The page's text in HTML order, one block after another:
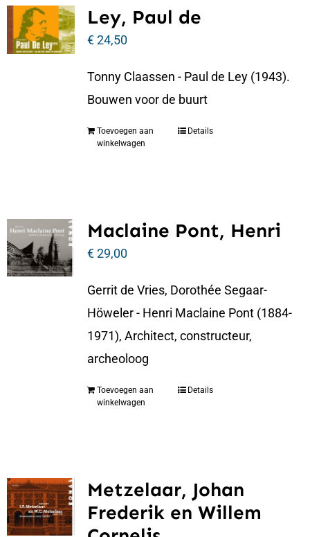
Ley, Paul de
€24,50
Tonny Claassen - Paul de Ley (1943).
Bouwen voor de buurt
Toevoegen aan
winkelwagen
Details
Maclaine Pont, Henri
€29,00
Gerrit de Vries, Dorothée Segaar-
Höweler - Henri Maclaine Pont (1884-
1971), Architect, constructeur,
archeoloog
Toevoegen aan
winkelwagen
Details
Metzelaar, Johan
Frederik en Willem